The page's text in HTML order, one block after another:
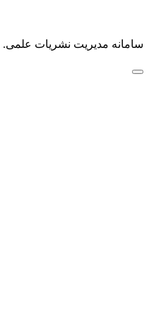
سامانه مدیریت نشریات علمی.